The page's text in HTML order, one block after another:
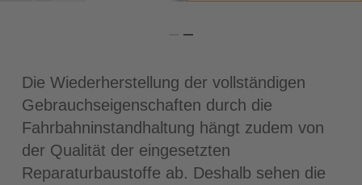
Die Wiederherstellung der vollständigen
Gebrauchseigenschaften durch die
Fahrbahninstandhaltung hängt zudem von
der Qualität der eingesetzten
Reparaturbaustoffe ab. Deshalb sehen die